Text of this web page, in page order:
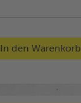
In den Warenkorb